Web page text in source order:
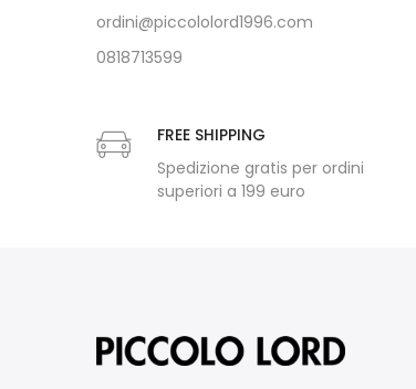
ordini@piccololord1996.com
0818713599
FREE SHIPPING
Spedizione gratis per ordini
superiori a 199 euro